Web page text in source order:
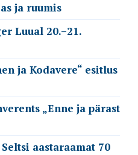
ja ruumis
Luual 20.–21.
ja Kodavere“ esitlus
„Enne ja pärast
aastaraamat 70